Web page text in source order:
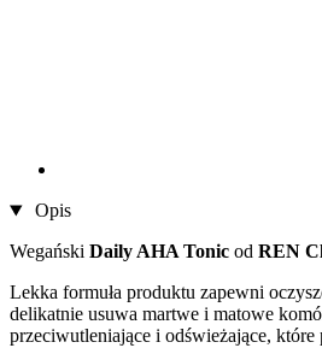
Opis
Wegański Daily AHA Tonic od REN
Lekka formuła produktu zapewni
delikatnie usuwa martwe i matowe
przeciwutleniające i odświeżające,